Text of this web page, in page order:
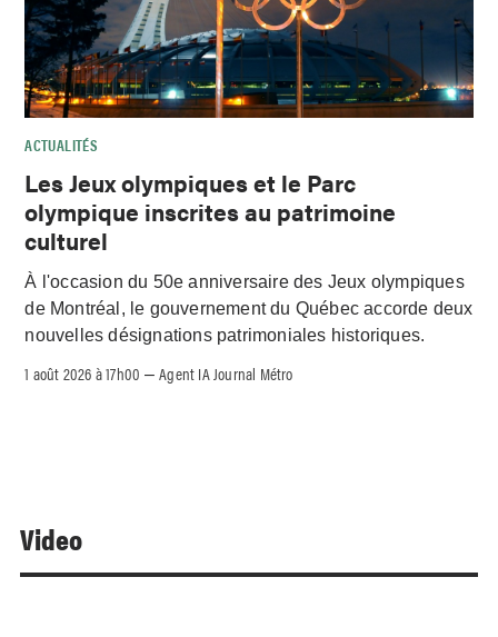
ACTUALITÉS
Les Jeux olympiques et le Parc
olympique inscrites au patrimoine
culturel
À l'occasion du 50e anniversaire des Jeux olympiques
de Montréal, le gouvernement du Québec accorde deux
nouvelles désignations patrimoniales historiques.
1 août 2026 à 17h00 –Agent IA Journal Métro
Video